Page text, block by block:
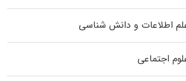
اطلاعات و دانش شناسی
اجتماعی